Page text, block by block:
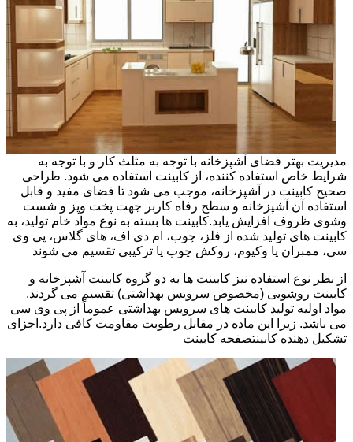
مدیریت بهتر فضای آشپزخانه با توجه به مثلث کار و با توجه به
شرایط خاص استفاده کننده، از کابینت استفاده می شود. طراحی
صحیح کابینت در آشپزخانه، موجب می شود تا فضای مفید و قابل
استفاده آن آشپزخانه و سطح رفاه کاربر جهت پخت وپز و شست
وشوی ظروف افزایش یابد.کابینت ها بسته به نوع مواد خام تولید، به
کابینت های تولید شده از فلز، چوب، ام دی اف، های گلاس، پی وی
سی، ممبران یا وکیوم، روکش چوب یا ترکیبی تقسیم می شوند
از نظر نوع استفاده نیز کابینت ها به دو گروه کابینت آشپزخانه و
کابینت روشویی (مخصوص سرویس بهداشتی) تقسیم می گردند.
مواد اولیه تولید کابینت های سرویس بهداشتی عموماً از پی وی سی
می باشد. زیرا این ماده در مقابل رطوبت مقاومت کافی دارد.اجزای
تشکیل دهنده کابینتصفحه کابینت